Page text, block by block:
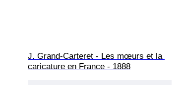
J. Grand-Carteret - Les mœurs et la
caricature en France - 1888